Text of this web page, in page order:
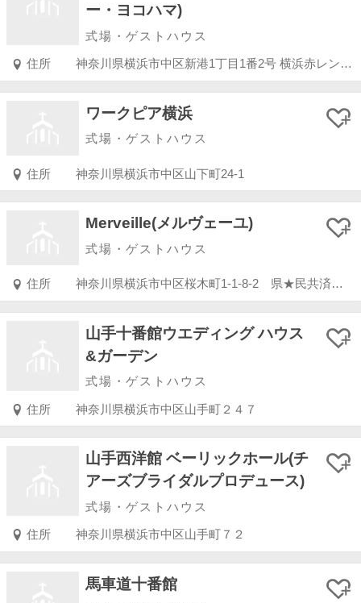
ー・ヨコハマ)
式場・ゲストハウス
住所 神奈川県横浜市中区新港1丁目1番2号 横浜赤レンガ倉庫2号館3F
ワークピア横浜
式場・ゲストハウス
住所 神奈川県横浜市中区山下町24-1
Merveille(メルヴェーユ)
式場・ゲストハウス
住所 神奈川県横浜市中区桜木町1-1-8-2 県★民共済プラザビル 4F
山手十番館ウエディング ハウス
&ガーデン
式場・ゲストハウス
住所 神奈川県横浜市中区山手町２４７
山手西洋館 ベーリックホール(チ
アーズブライダルプロデュース)
式場・ゲストハウス
住所 神奈川県横浜市中区山手町７２
馬車道十番館